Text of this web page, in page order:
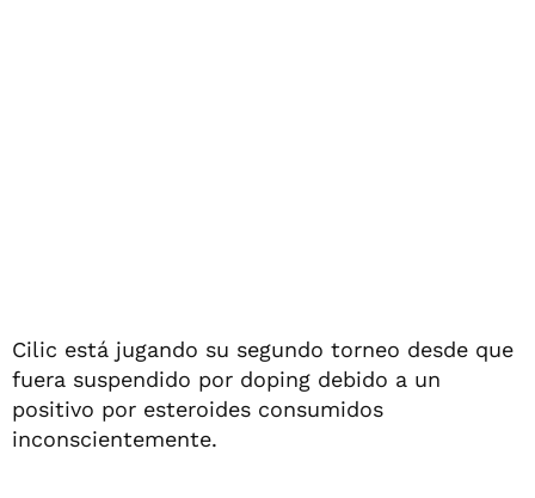
Cilic está jugando su segundo torneo desde que
fuera suspendido por doping debido a un
positivo por esteroides consumidos
inconscientemente.